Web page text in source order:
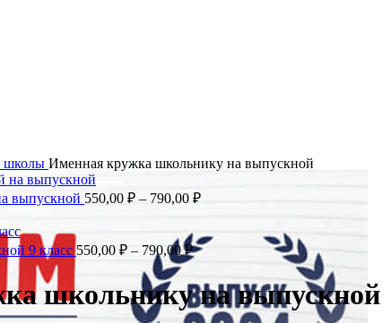
школы Именная кружка школьнику на выпускной
выпускной 550,00 ₽ – 790,00 ₽
9 класс550,00 ₽ – 790,00₽
школьнику на выпускной